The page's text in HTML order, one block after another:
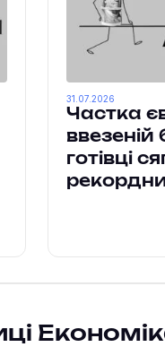
Частка
готівці
31.07.2026